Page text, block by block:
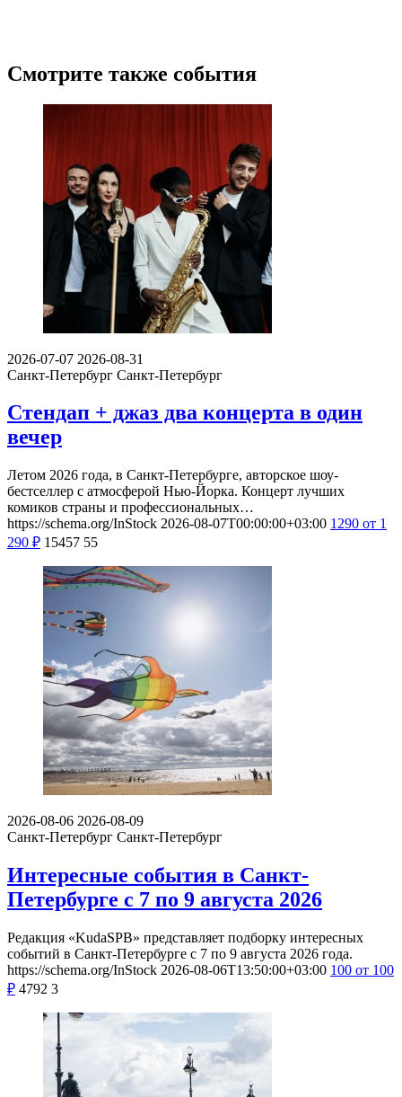
Смотрите также события
2026-07-07 2026-08-31
Санкт-Петербург Санкт-Петербург
Стендап + джаз два концерта в один
вечер
Летом 2026 года, в Санкт-Петербурге, авторское шоу-
бестселлер с атмосферой Нью-Йорка. Концерт лучших
комиков страны и профессиональных…
https://schema.org/InStock 2026-08-07T00:00:00+03:00 1290 от 1
290 ₽ 15457 55
2026-08-06 2026-08-09
Санкт-Петербург Санкт-Петербург
Интересные события в Санкт-
Петербурге с 7 по 9 августа 2026
Редакция «KudaSPB» представляет подборку интересных
событий в Санкт-Петербурге с 7 по 9 августа 2026 года.
https://schema.org/InStock 2026-08-06T13:50:00+03:00 100 от 100
₽ 4792 3